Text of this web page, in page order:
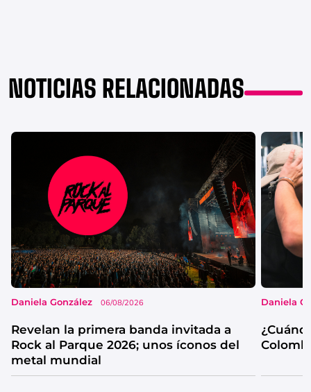
NOTICIAS RELACIONADAS
Daniela González 06/08/2026
Revelan la primera banda invitada a
Rock al Parque 2026; unos íconos del
metal mundial
Daniela